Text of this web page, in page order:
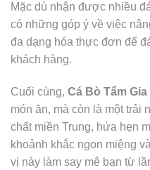
Mặc dù nhận được nhiều
có những góp ý về việc
đa dạng hóa thực đơn để
khách hàng.
Cuối cùng, Cá Bò Tẩm
món ăn, mà còn là một trải
chất miền Trung, hứa hẹn
khoảnh khắc ngon miệng
vị này làm say mê bạn từ